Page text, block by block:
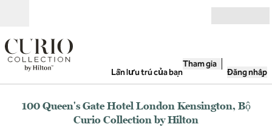
Lần lưu trú của bạn
Tham gia
Đăng nhập
100 Queen's Gate Hotel London Kensington, Bộ
Curio Collection by Hilton